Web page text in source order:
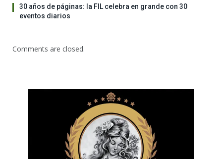
30 años de páginas: la FIL celebra en grande con 30
eventos diarios
Comments are closed.